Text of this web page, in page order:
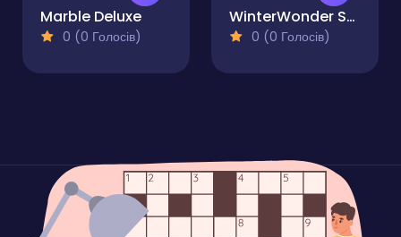
Marble Deluxe
0 (0 Голосів)
WinterWonder Symbol Merge
0 (0 Голосів)